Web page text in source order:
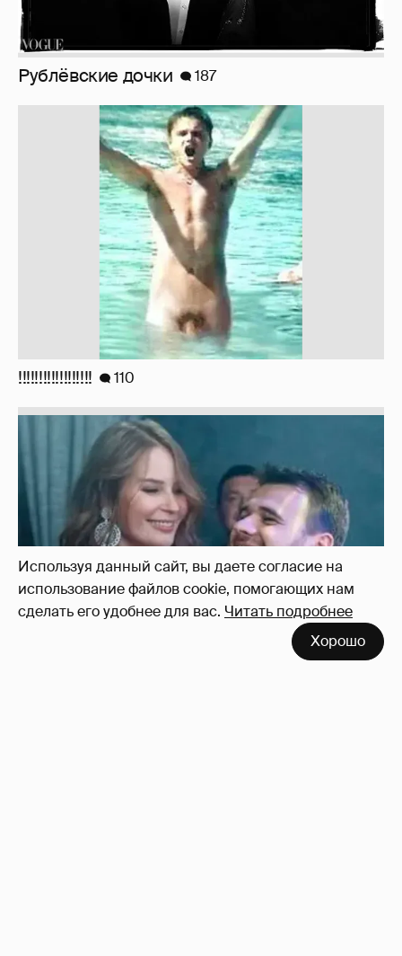
Используя данный сайт, вы даете согласие на
использование файлов cookie, помогающих нам
сделать его удобнее для вас. Читать подробнее
Хорошо
110
Неужели правда?